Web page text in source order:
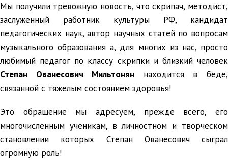
Мы получили тревожную новость, что скрипач, методист,
заслуженный работник культуры РФ, кандидат
педагогических наук, автор научных статей по вопросам
музыкального образования а, для многих из нас, просто
любимый педагог по классу скрипки и близкий человек
Степан Ованесович Мильтонян находится в беде,
связанной с тяжелым состоянием здоровья!
Это обращение мы адресуем, прежде всего, его
многочисленным ученикам, в личностном и творческом
становлении которых Степан Ованесович сыграл
огромную роль!